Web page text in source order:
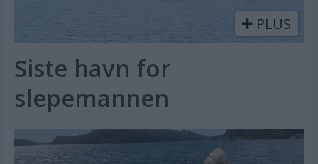
PLUS
Siste havn for
slepemannen